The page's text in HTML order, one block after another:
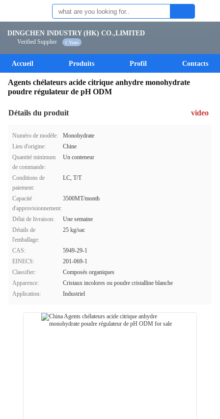
DINGCHEN INDUSTRY (HK) CO.,LIMITED
Verified Supplier 1 Years
Accueil Produits Profil Contacts
Agents chélateurs acide citrique anhydre monohydrate
poudre régulateur de pH ODM
Détails du produit video
Numéro de modèle:
Monohydrate
Lieu d'origine:
Chine
Quantité minimum
de commande:
Un conteneur
Conditions de
paiement:
LC, T/T
Capacité
d'approvisionnement:
3500MT/month
Délai de livraison:
Une semaine
Détails de
l'emballage:
25 kg/sac
CAS:
5949-29-1
EINECS:
201-069-1
Classifier:
Composés organiques
Apparence:
Cristaux incolores ou poudre cristalline blanche
Application:
Industriel